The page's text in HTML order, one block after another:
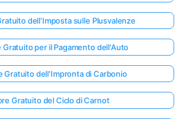
dell'Imposta sulle Plusvalenze
Gratuito per il Pagamento dell'Auto
Gratuito dell'Impronta di Carbonio
Gratuito del Ciclo di Carnot